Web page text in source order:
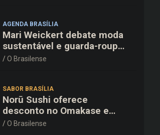
AGENDA BRASÍLIA
Mari Weickert debate moda
sustentável e guarda-roupa
inteligente no ParkShopping
O Brasilense
SABOR BRASÍLIA
Norū Sushi oferece
desconto no Omakase e
cortesia completa para os
O Brasilense